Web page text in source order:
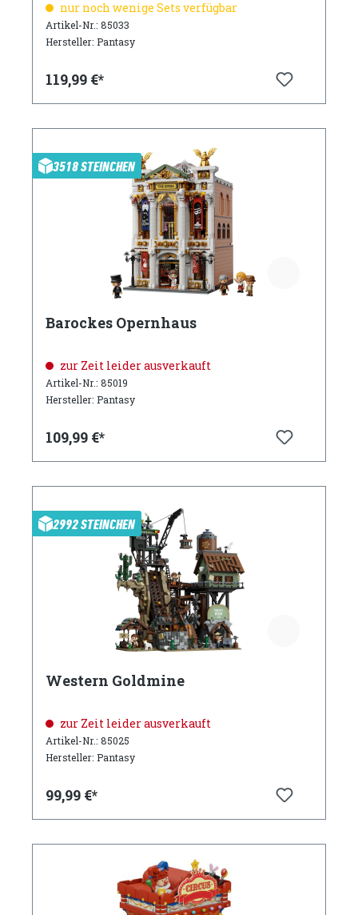
nur noch wenige Sets verfügbar
Artikel-Nr.: 85033
Hersteller: Pantasy
119,99 €*
3518 STEINCHEN
Barockes Opernhaus
zur Zeit leider ausverkauft
Artikel-Nr.: 85019
Hersteller: Pantasy
109,99 €*
2992 STEINCHEN
Western Goldmine
zur Zeit leider ausverkauft
Artikel-Nr.: 85025
Hersteller: Pantasy
99,99 €*